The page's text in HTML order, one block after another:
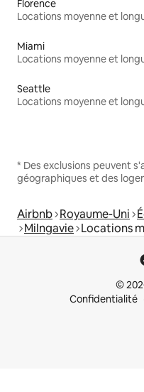
Florence
Miami
Seattle
* Des exclusions peuvent
géographiques et des
Airbnb Royaume-Uni
Milngavie Locations
©
Confidentialité